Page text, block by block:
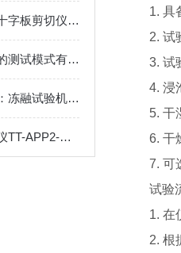
苏州拓测仪器便携式十字板剪切仪说明书
你知道混凝土流变仪的测试模式有哪些么
提高混凝土耐冻融性：冻融试验机的应用
变水头自动渗压试验仪TT-APP2-苏州拓测仪器设备有限公司
1. 具备
2. 试验
3. 试验
4. 浸泡
5. 干湿
6. 干燥
7. 可选
试验
1. 在仪
2. 根据